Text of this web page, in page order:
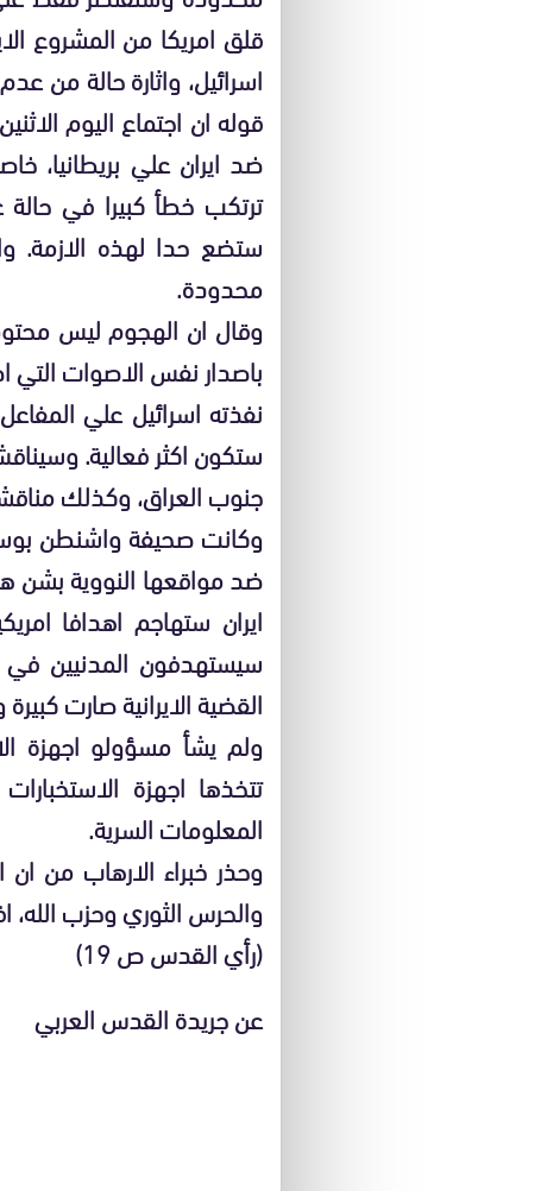
قلق امريكا من المشروع
اسرائيل، واثارة حالة من
قوله ان اجتماع اليوم
ضد ايران علي بريطانيا،
ترتكب خطأ كبيرا في حالة
ستضع حدا لهذه الازمة.
محدودة.
وقال ان الهجوم ليس
ستكون اكثر فعالية.
جنوب العراق، وكذلك
وكانت صحيفة واشنطن
ضد مواقعها النووية بشن
ايران ستهاجم اهدافا
سيستهدفون المدنيين في
القضية الايرانية صارت
ولم يشأ مسؤولو اجهزة
تتخذها اجهزة
المعلومات السرية.
وحذر خبراء الارهاب من
والحرس الثوري وحزب الله،
(رأي القدس ص 19)
عن جريدة القدس العربي